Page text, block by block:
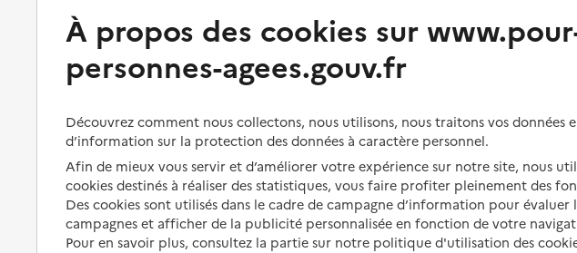
et droits
s'équiper
santé
Organiser à l'avance sa propre
protection
Les mesures de protection
Les obligations de la famille
Bénéficier de soins à domicile
Aides financières
Partager son logement
Vivre à domicile avec une
maladie ou un handicap
Être hospitalisé
Vivre dans une résidence
Vivre en accueil familial
Autres solutions de
À propos des cookies sur
personnes-agees.gouv.fr
Découvrez comment nous collectons, nous utilisons, nous traitons vos données
d’information sur la protection des données à caractère personnel.
Afin de mieux vous servir et d’améliorer votre expérience sur notre site, nous
cookies destinés à réaliser des statistiques, vous faire profiter pleinement des
Des cookies sont utilisés dans le cadre de campagne d’information pour
campagnes et afficher de la publicité personnalisée en fonction de votre
Pour en savoir plus, consultez la partie sur notre politique d'utilisation des